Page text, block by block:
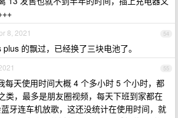
54
8, 2021
的飘过，已经换了三块电池了。
55
每天使用时间大概 4 个多小时 5 个小时，都
类，最多是朋友圈视频，每天下班到家都在
牙连车机放歌，这还没统计在使用时间，就